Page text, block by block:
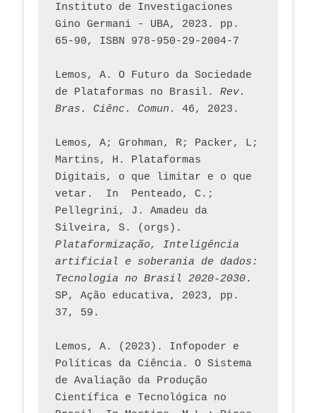
Instituto de Investigaciones
Gino Germani - UBA, 2023. pp.
65-90, ISBN 978-950-29-2004-7
Lemos, A. O Futuro da Sociedade
de Plataformas no Brasil. Rev.
Bras. Ciênc. Comun.
Lemos, A; Grohman, R; Packer, L;
Martins, H. Plataformas
Digitais, o que limitar e o que
vetar.  In  Penteado, C.;
Pellegrini, J. Amadeu da
Plataformização, Inteligência
artificial e soberania de dados:
Tecnologia no Brasil 2020-2030.
SP, Ação educativa, 2023, pp.
37, 59.
Lemos, A. (2023). Infopoder e
Políticas da Ciência. O Sistema
de Avaliação da Produção
Científica e Tecnológica no